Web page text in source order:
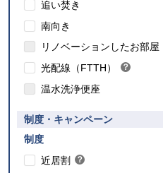
追い焚き
南向き
リノベーションしたお部屋
光配線（FTTH） ？
のインターネット対応について
温水洗浄便座
制度・キャンペーン
制度
近居割
？
こちら
要件あり】35歳以下の方限定
こちら
ご入居要件あり】満18歳未満のお子様を
養、もしくはご妊娠されている方限定
子育て世帯や新婚世帯